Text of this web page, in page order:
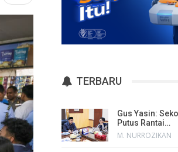
TERBARU
Gus Yasin:
Putus Rantai…
M. NURROZIKAN